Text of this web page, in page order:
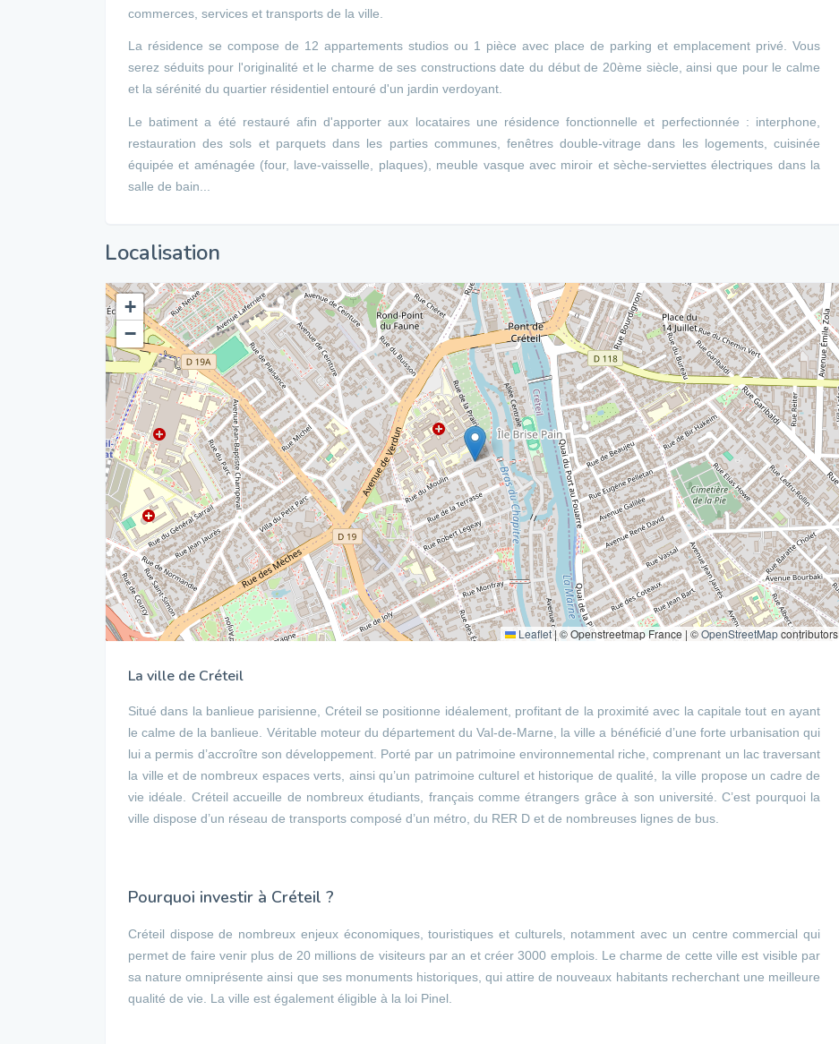
commerces, services et transports de la ville.
La résidence se compose de 12 appartements studios ou 1 pièce avec place de parking et emplacement privé. Vous
serez séduits pour l'originalité et le charme de ses constructions date du début de 20ème siècle, ainsi que pour le calme
et la sérénité du quartier résidentiel entouré d'un jardin verdoyant.
Le batiment a été restauré afin d'apporter aux locataires une résidence fonctionnelle et perfectionnée : interphone,
restauration des sols et parquets dans les parties communes, fenêtres double-vitrage dans les logements, cuisinée
équipée et aménagée (four, lave-vaisselle, plaques), meuble vasque avec miroir et sèche-serviettes électriques dans la
salle de bain...
Localisation
+
−
Leaflet| © Openstreetmap France | ©OpenStreetMapcontributors
La ville de Créteil
Situé dans la banlieue parisienne, Créteil se positionne idéalement, profitant de la proximité avec la capitale tout en ayant
le calme de la banlieue. Véritable moteur du département du Val-de-Marne, la ville a bénéficié d’une forte urbanisation qui
lui a permis d’accroître son développement. Porté par un patrimoine environnemental riche, comprenant un lac traversant
la ville et de nombreux espaces verts, ainsi qu’un patrimoine culturel et historique de qualité, la ville propose un cadre de
vie idéale. Créteil accueille de nombreux étudiants, français comme étrangers grâce à son université. C’est pourquoi la
ville dispose d’un réseau de transports composé d’un métro, du RER D et de nombreuses lignes de bus.
Pourquoi investir à Créteil ?
Créteil dispose de nombreux enjeux économiques, touristiques et culturels, notamment avec un centre commercial qui
permet de faire venir plus de 20 millions de visiteurs par an et créer 3000 emplois. Le charme de cette ville est visible par
sa nature omniprésente ainsi que ses monuments historiques, qui attire de nouveaux habitants recherchant une meilleure
qualité de vie. La ville est également éligible à la loi Pinel.